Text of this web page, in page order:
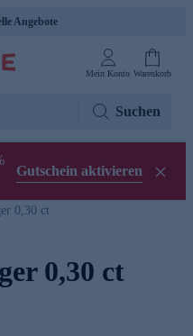
Angebote
Mein Konto Warenkorb
Suchen
Gutschein aktivieren
0,30 ct
0,30 ct